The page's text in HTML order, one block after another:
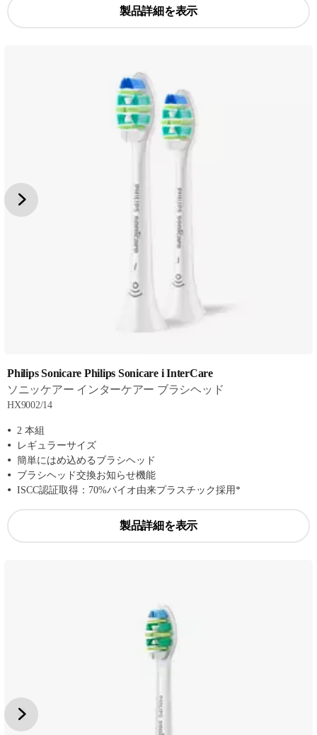
製品詳細を表示
Philips Sonicare Philips Sonicare i InterCare
ソニッケアー インターケアー ブラシヘッド
HX9002/14
2 本組
レギュラーサイズ
簡単にはめ込めるブラシヘッド
ブラシヘッド交換お知らせ機能
ISCC認証取得：70%バイオ由来プラスチック採用*
製品詳細を表示